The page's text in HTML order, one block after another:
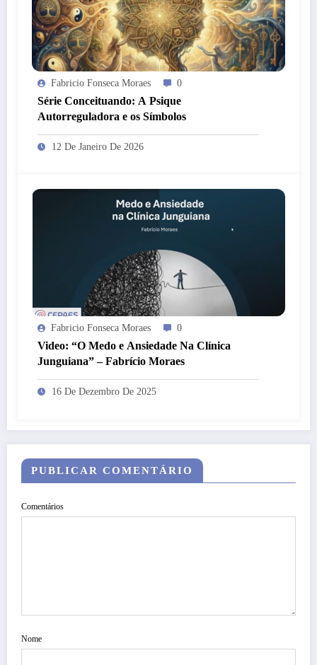
Fabricio Fonseca Moraes 0
Série Conceituando: A Psique
Autorreguladora e os Símbolos
12 De Janeiro De 2026
Fabricio Fonseca Moraes 0
Video: “O Medo e Ansiedade Na Clínica
Junguiana” – Fabrício Moraes
16 De Dezembro De 2025
PUBLICAR COMENTÁRIO
Comentários
Nome